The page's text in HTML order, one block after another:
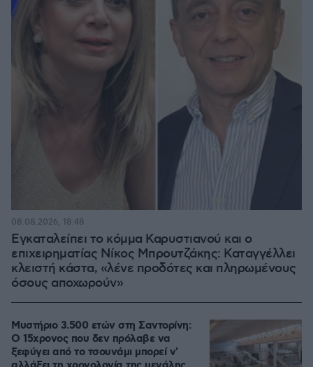
Εγκαταλείπει το κόμμα Καρυστιανού και ο
επιχειρηματίας Νίκος Μπρουτζάκης: Καταγγέλλει
κλειστή κάστα, «λένε προδότες και πληρωμένους
όσους αποχωρούν»
08.08.2026, 18:48
Μυστήριο 3.500 ετών στη Σαντορίνη:
Ο 15χρονος που δεν πρόλαβε να
ξεφύγει από το τσουνάμι μπορεί ν'